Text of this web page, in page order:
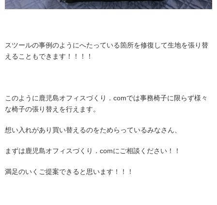
スツールの事例のようにへたっている箇所を修復して生地を張り替
えることもできます！！！！
このように鹿児島オフィスづくり．comでは事務椅子に限らず様々
な椅子の張り替えを行えます。
想い入れがあり買い替えるのをためらっているみなさん、
まずは鹿児島オフィスづくり．comにご相談ください！！
満足のいくご提案できると思います！！！